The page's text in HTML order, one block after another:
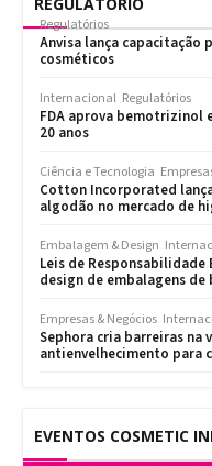
Regulatórios
Anvisa lança capacitação
cosméticos
Internacional Regulatórios
FDA aprova bemotrizinol
20 anos
Ciência e Tecnologia
Cotton Incorporated
algodão no mercado de
Embalagem & Design
Leis de
design de embalagens de
Empresas & Negócios
Sephora cria barreiras na
antienvelhecimento para
EVENTOS COSMETIC